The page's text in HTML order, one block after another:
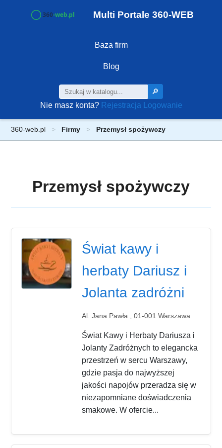
Multi Portale 360-WEB
Baza firm
Blog
🔎
Nie masz konta? Rejestracja Logowanie
360-web.pl Firmy Przemysł spożywczy
Przemysł spożywczy
Świat kawy i
herbaty Dariusz i
Jolanta zadróżni
Al. Jana Pawła , 01-001 Warszawa
Świat Kawy i Herbaty Dariusza i
Jolanty Zadróżnych to elegancka
przestrzeń w sercu Warszawy,
gdzie pasja do najwyższej
jakości napojów przeradza się w
niezapomniane doświadczenia
smakowe. W ofercie...